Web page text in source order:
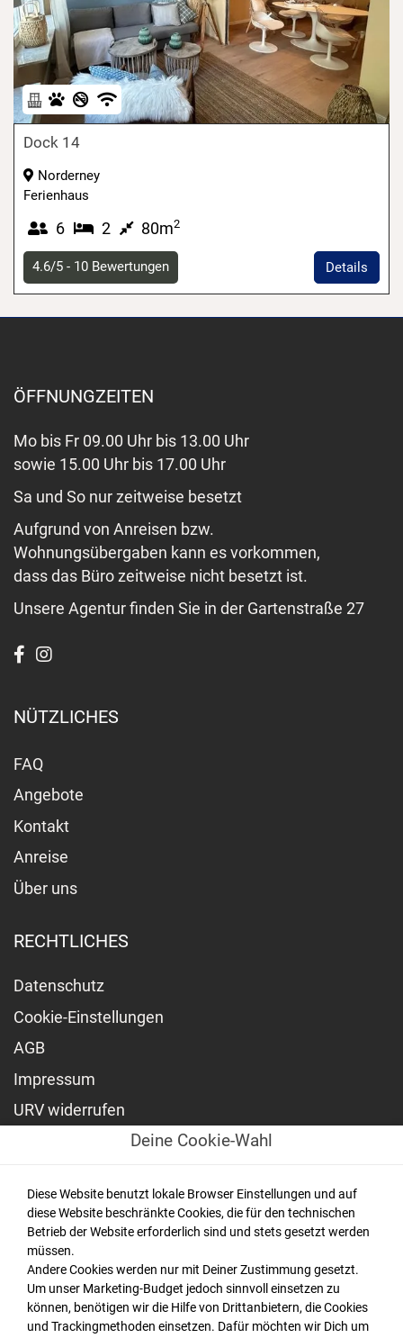
Dock 14
Norderney
Ferienhaus
6 2 80m2
Details
4.6/5 - 10 Bewertungen
ÖFFNUNGZEITEN
Mo bis Fr 09.00 Uhr bis 13.00 Uhr
sowie 15.00 Uhr bis 17.00 Uhr
Sa und So nur zeitweise besetzt
Aufgrund von Anreisen bzw.
Wohnungsübergaben kann es vorkommen,
dass das Büro zeitweise nicht besetzt ist.
Unsere Agentur finden Sie in der Gartenstraße 27
NÜTZLICHES
FAQ
Angebote
Kontakt
Anreise
Über uns
RECHTLICHES
Datenschutz
Cookie-Einstellungen
AGB
Impressum
URV widerrufen
Bleiben Sie auf dem Laufenden und abonnieren Sie
unseren Newsletter.
Deine Cookie-Wahl
Diese Website benutzt lokale Browser Einstellungen und auf
diese Website beschränkte Cookies, die für den technischen
Betrieb der Website erforderlich sind und stets gesetzt werden
müssen.
Andere Cookies werden nur mit Deiner Zustimmung gesetzt.
Um unser Marketing-Budget jedoch sinnvoll einsetzen zu
können, benötigen wir die Hilfe von Drittanbietern, die Cookies
und Trackingmethoden einsetzen. Dafür möchten wir Dich um